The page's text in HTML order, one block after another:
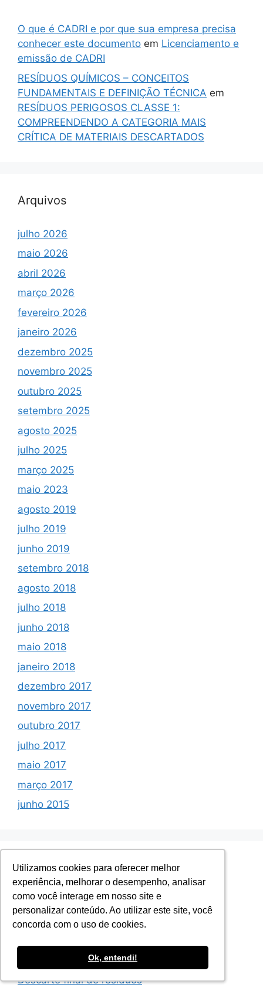
Utilizamos cookies para oferecer melhor
experiência, melhorar o desempenho, analisar
como você interage em nosso site e
personalizar conteúdo. Ao utilizar este site, você
concorda com o uso de cookies.
Ok, entendi!
Utilizamos cookies para oferecer melhor
experiência, melhorar o desempenho, analisar
como você interage em nosso site e
personalizar conteúdo. Ao utilizar este site, você
concorda com o uso de cookies.
Ok, entendi!
O que é CADRI e por que sua empresa precisa
conhecer este documento em Licenciamento e
emissão de CADRI
RESÍDUOS QUÍMICOS – CONCEITOS
FUNDAMENTAIS E DEFINIÇÃO TÉCNICA em
RESÍDUOS PERIGOSOS CLASSE 1:
COMPREENDENDO A CATEGORIA MAIS
CRÍTICA DE MATERIAIS DESCARTADOS
Arquivos
julho 2026
maio 2026
abril 2026
março 2026
fevereiro 2026
janeiro 2026
dezembro 2025
novembro 2025
outubro 2025
setembro 2025
agosto 2025
julho 2025
março 2025
maio 2023
agosto 2019
julho 2019
junho 2019
setembro 2018
agosto 2018
julho 2018
junho 2018
maio 2018
janeiro 2018
dezembro 2017
novembro 2017
outubro 2017
julho 2017
maio 2017
março 2017
junho 2015
Nossos Serviços
Gerenciamento de resíduos
Transporte
Licenciamento e emissão de CADRI
Descarte final de resíduos